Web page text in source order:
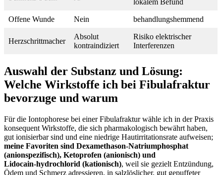
lokalem​ Befund
Offene Wunde Nein behandlungshemmend
Herzschrittmacher
Absolut⁣
kontraindiziert
Risiko elektrischer
Interferenzen
Auswahl der Substanz und Lösung:
Welche Wirkstoffe ich‌ bei Fibulafraktur
bevorzuge ​und warum
Für die Iontophorese bei einer Fibulafraktur wähle ich in der Praxis
konsequent​ Wirkstoffe,‌ die sich⁤ pharmakologisch bewährt haben,
‌gut ionisierbar sind und eine niedrige Hautirritationsrate aufweisen;
meine Favoriten⁢ sind Dexamethason‑Natriumphosphat
(anionspezifisch), Ketoprofen (anionisch) und
Lidocain‑hydrochlorid (kationisch),‍ weil sie gezielt Entzündung,
Ödem ⁢und Schmerz adressieren, in ​salzlöslicher, gut gepuffeter